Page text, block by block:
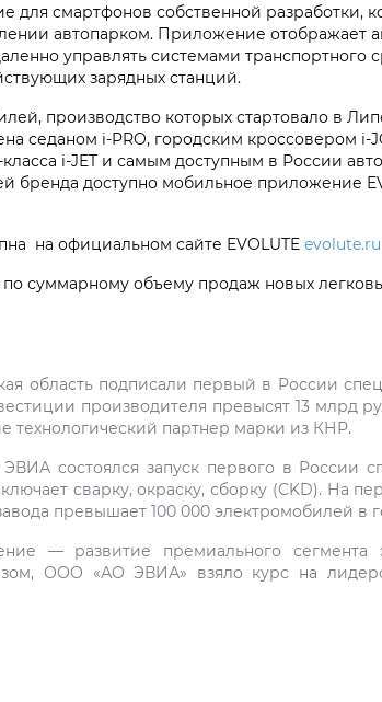
смартфонов собственной разработки,
автопарком. Приложение отображает
управлять системами
зарядных станций.
производство которых стартовало в
седаном i‑PRO, городским кроссовером
i‑JET и самым доступным в России
бренда доступно мобильное приложение
на официальном сайте EVOLUTE evolute.ru
суммарному объему продаж новых
область подписали первый в России
производителя превысят 13 млрд
технологический партнер марки из КНР.
состоялся запуск первого в России
сварку, окраску, сборку (CKD). На
превышает 100 000 электромобилей в
— развитие премиального сегмента
ООО «АО ЭВИА» взяло курс на